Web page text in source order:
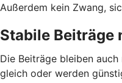
Außerdem kein Zwang,
Stabile Beiträge
Die Beiträge bleiben auch
gleich oder werden